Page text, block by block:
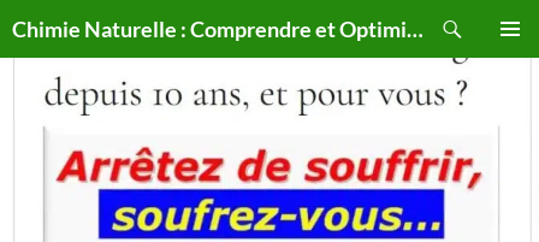
au
contenu
Chimie Naturelle : Comprendre et Optimiser le Corps Humain Naturellement